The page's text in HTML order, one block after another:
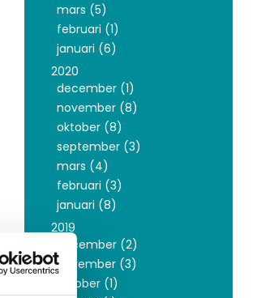
mars (5)
februari (1)
januari (6)
2020
december (1)
november (8)
oktober (8)
september (3)
mars (4)
februari (3)
januari (8)
2019
december (2)
november (3)
oktober (1)